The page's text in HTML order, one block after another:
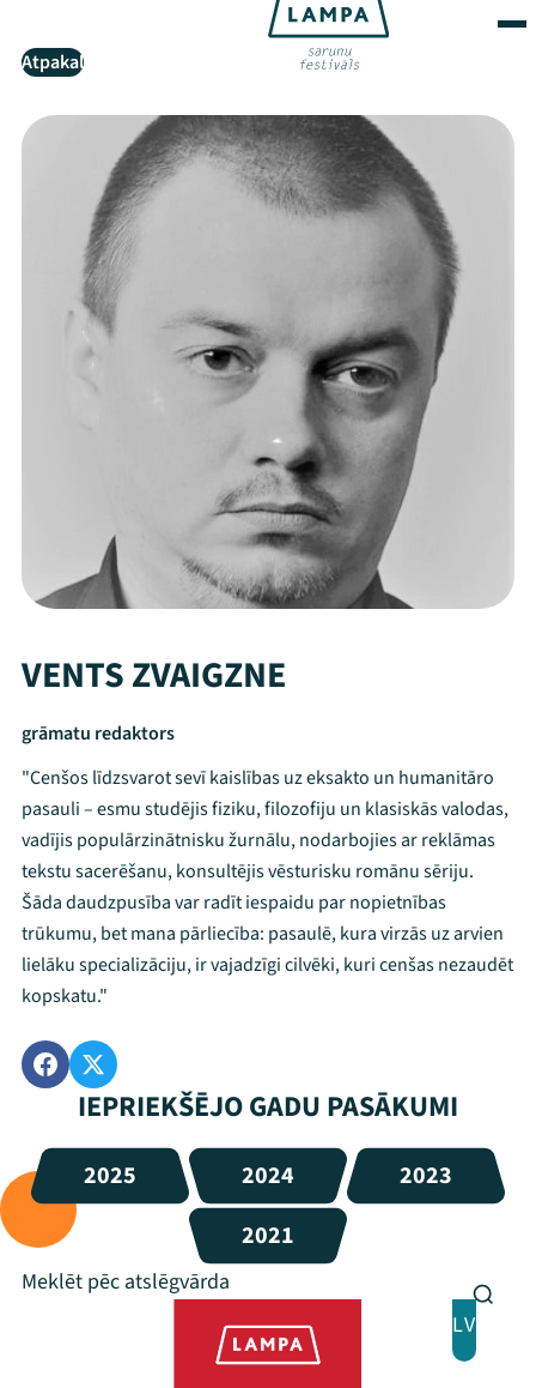
Atpakaļ
VENTS ZVAIGZNE
grāmatu redaktors
"Cenšos līdzsvarot sevī kaislības uz eksakto un humanitāro
pasauli – esmu studējis fiziku, filozofiju un klasiskās valodas,
vadījis populārzinātnisku žurnālu, nodarbojies ar reklāmas
tekstu sacerēšanu, konsultējis vēsturisku romānu sēriju.
Šāda daudzpusība var radīt iespaidu par nopietnības
trūkumu, bet mana pārliecība: pasaulē, kura virzās uz arvien
lielāku specializāciju, ir vajadzīgi cilvēki, kuri cenšas nezaudēt
kopskatu."
IEPRIEKŠĒJO GADU PASĀKUMI
2025 2024
2023
2021
LV